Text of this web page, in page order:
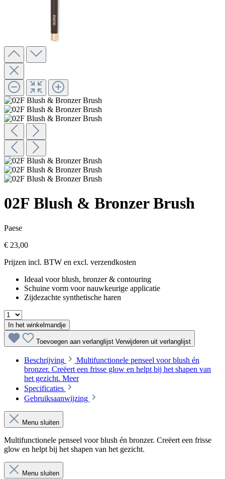
02F Blush & Bronzer Brush
Paese
€ 23,00
Prijzen incl. BTW en excl. verzendkosten
Ideaal voor blush, bronzer & contouring
Schuine vorm voor nauwkeurige applicatie
Zijdezachte synthetische haren
In het winkelmandje
Toevoegen aan verlanglijst Verwijderen uit verlanglijst
Beschrijving
Multifunctionele penseel voor blush én
bronzer. Creëert een frisse glow en helpt bij het shapen van
het gezicht. Meer
Specificaties
Gebruiksaanwijzing
Menu sluiten
Multifunctionele penseel voor blush én bronzer. Creëert een frisse
glow en helpt bij het shapen van het gezicht.
Menu sluiten